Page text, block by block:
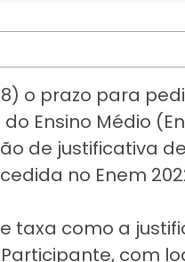
o prazo para
Ensino Médio
de justificativa
no Enem
taxa como a
com